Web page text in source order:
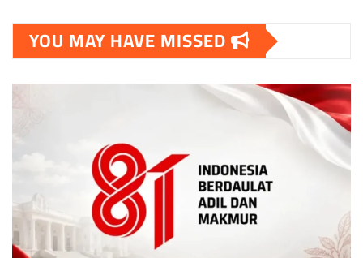
YOU MAY HAVE MISSED